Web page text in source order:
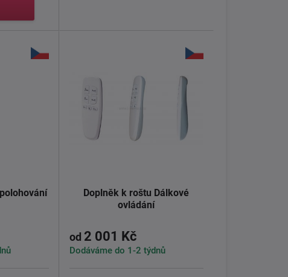
Doplněk k roštu Dálkové
ovládání
od 2 001 Kč
Dodáváme do 1-2 týdnů